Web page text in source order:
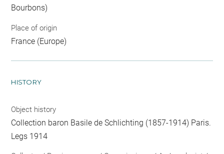
Bourbons)
Place of origin
France (Europe)
HISTORY
Object history
Collection baron Basile de Schlichting (1857-1914) Paris.
Legs 1914